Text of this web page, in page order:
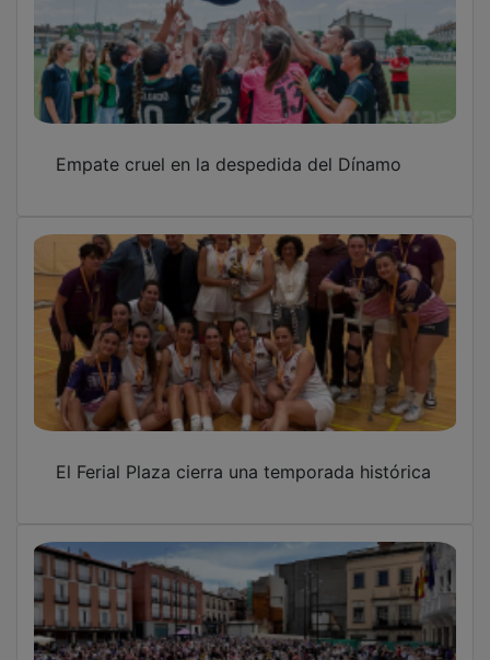
Empate cruel en la despedida del Dínamo
El Ferial Plaza cierra una temporada histórica